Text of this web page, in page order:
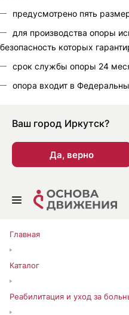
предусмотрено пять
для производства опоры
безопасность которых
срок службы опоры 24
опора входит в
Ваш город Иркутск?
Да, верно
Главная
Каталог
Реабилитация и уход за